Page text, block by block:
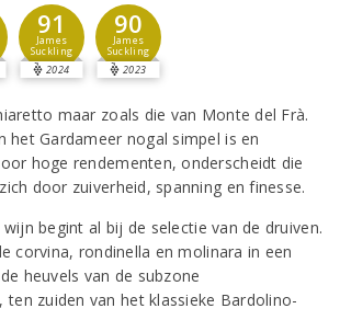
91
James
Suckling
2024
90
James
Suckling
2023
maar zoals die van Monte del Frà.
het Gardameer nogal simpel is en
hoge rendementen, onderscheidt die
door zuiverheid, spanning en finesse.
begint al bij de selectie van de druiven.
corvina, rondinella en molinara in een
heuvels van de subzone
ten zuiden van het klassieke Bardolino-